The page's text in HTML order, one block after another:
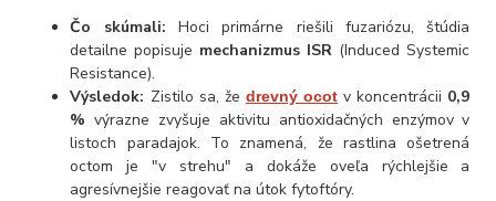
Čo skúmali: Hoci primárne riešili fuzariózu, štúdia
detailne popisuje mechanizmus ISR (Induced Systemic
Resistance).
Výsledok: Zistilo sa, že drevný ocot v koncentrácii 0,9
% výrazne zvyšuje aktivitu antioxidačných enzýmov v
listoch paradajok. To znamená, že rastlina ošetrená
octom je "v strehu" a dokáže oveľa rýchlejšie a
agresívnejšie reagovať na útok fytoftóry.